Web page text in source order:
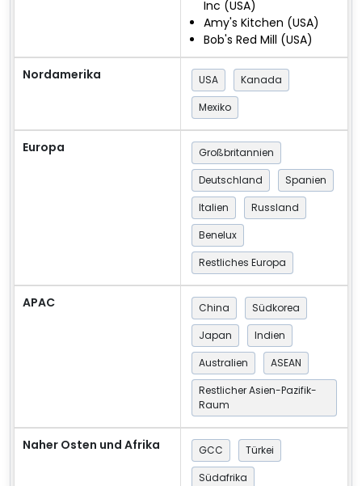
Inc (USA)
Amy's Kitchen (USA)
Bob's Red Mill (USA)
Nordamerika USA
Kanada
Mexiko
Europa
Großbritannien
Deutschland
Spanien
Italien
Russland
Benelux
Restliches Europa
APAC China
Südkorea
Japan
Indien
Australien
ASEAN
Restlicher Asien-Pazifik-
Raum
Naher Osten und Afrika GCC
Türkei
Südafrika